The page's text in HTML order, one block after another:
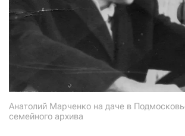
Анатолий Марченко на даче в
семейного архива